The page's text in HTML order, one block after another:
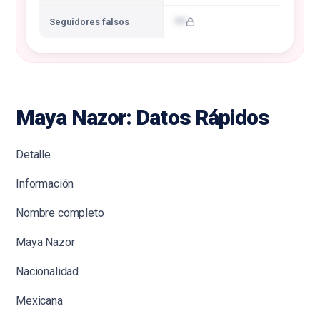
Seguidores falsos
Maya Nazor: Datos Rápidos
Detalle
Información
Nombre completo
Maya Nazor
Nacionalidad
Mexicana